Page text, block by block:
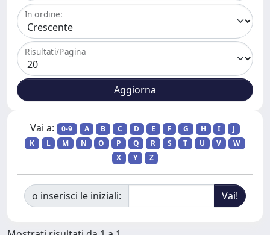
In ordine:
Risultati/Pagina
Vai a: 0-9 A B C D E F G H I
J
K
L M N O P Q R S T U V
W
X
Y Z
o inserisci le iniziali: